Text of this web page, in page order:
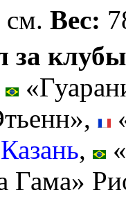
см.Вес:
за
,
Гама»